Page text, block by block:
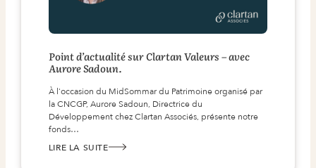
Point d’actualité sur Clartan Valeurs – avec
Aurore Sadoun.
À l'occasion du MidSommar du Patrimoine organisé par
la CNCGP, Aurore Sadoun, Directrice du
Développement chez Clartan Associés, présente notre
fonds…
LIRE LA SUITE
: